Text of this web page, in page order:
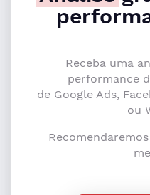
Receba uma
performance
de Google Ads,
ou